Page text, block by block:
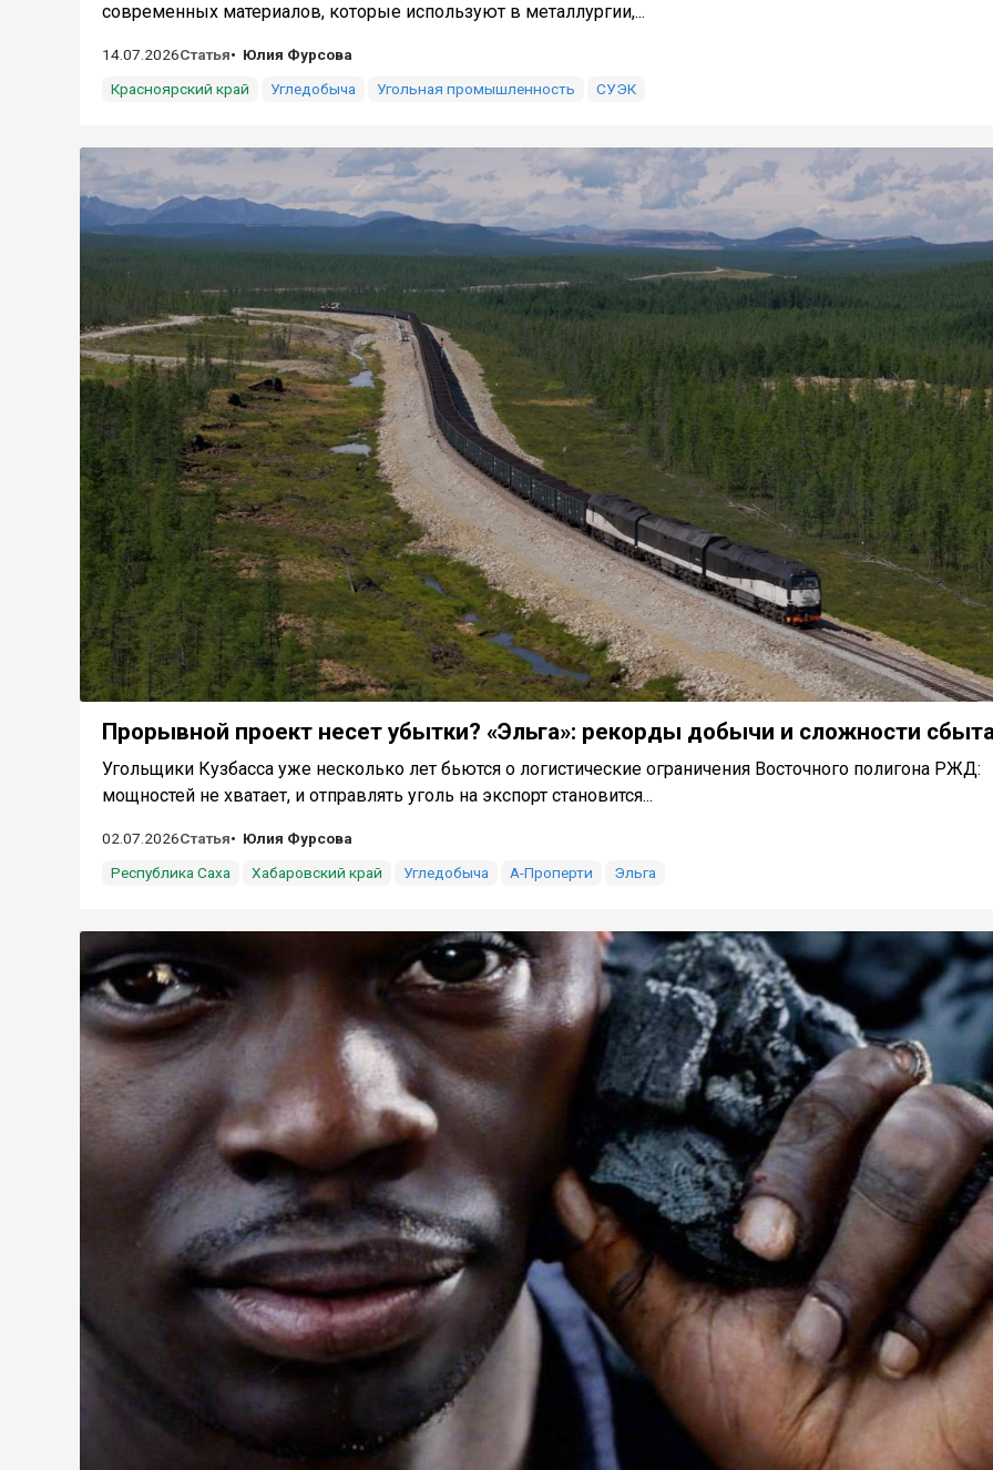
современных материалов, которые используют в металлургии,...
14.07.2026Статья
Юлия Фурсова
Красноярский край
Угледобыча Угольная промышленность СУЭК
Прорывной проект несет убытки? «Эльга»: рекорды добычи и сложности
Угольщики Кузбасса уже несколько лет бьются о логистические ограничения Восточного полигона РЖД:
мощностей не хватает, и отправлять уголь на экспорт становится...
02.07.2026Статья
Юлия Фурсова
Республика Саха
Хабаровский край Угледобыча А-Проперти Эльга